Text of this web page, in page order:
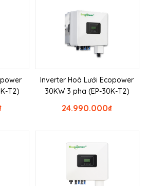
T2)
Inverter Hoà Lưới Ecopower
30KW 3 pha (EP-30K-T2)
₫
24.990.000